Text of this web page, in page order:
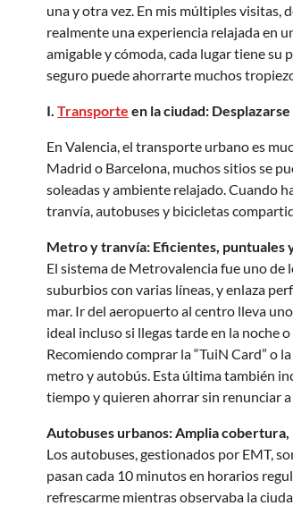
una y otra vez. En mis múltiples visitas,
realmente una experiencia relajada en
amigable y cómoda, cada lugar tiene
seguro puede ahorrarte muchos
I. Transporte en la ciudad:
En Valencia, el transporte urbano es
Madrid o Barcelona, muchos sitios se
soleadas y ambiente relajado. Cuando
tranvía, autobuses y bicicletas
Metro y tranvía: Eficientes, puntuales
El sistema de Metrovalencia fue uno
suburbios con varias líneas, y enlaza
mar. Ir del aeropuerto al centro lleva
ideal incluso si llegas tarde en la noche
Recomiendo comprar la “TuiN Card” o
metro y autobús. Esta última también
tiempo y quieren ahorrar sin renunciar
Autobuses urbanos: Amplia
Los autobuses, gestionados por EMT,
pasan cada 10 minutos en horarios
refrescarme mientras observaba la